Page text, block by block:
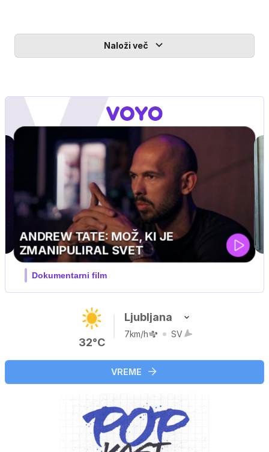
Naloži več
MOJ PRIJATELJ PINGVIN
Film meseca / družinski, pustolovski
32°C
Ljubljana
7km/h SV
VREME